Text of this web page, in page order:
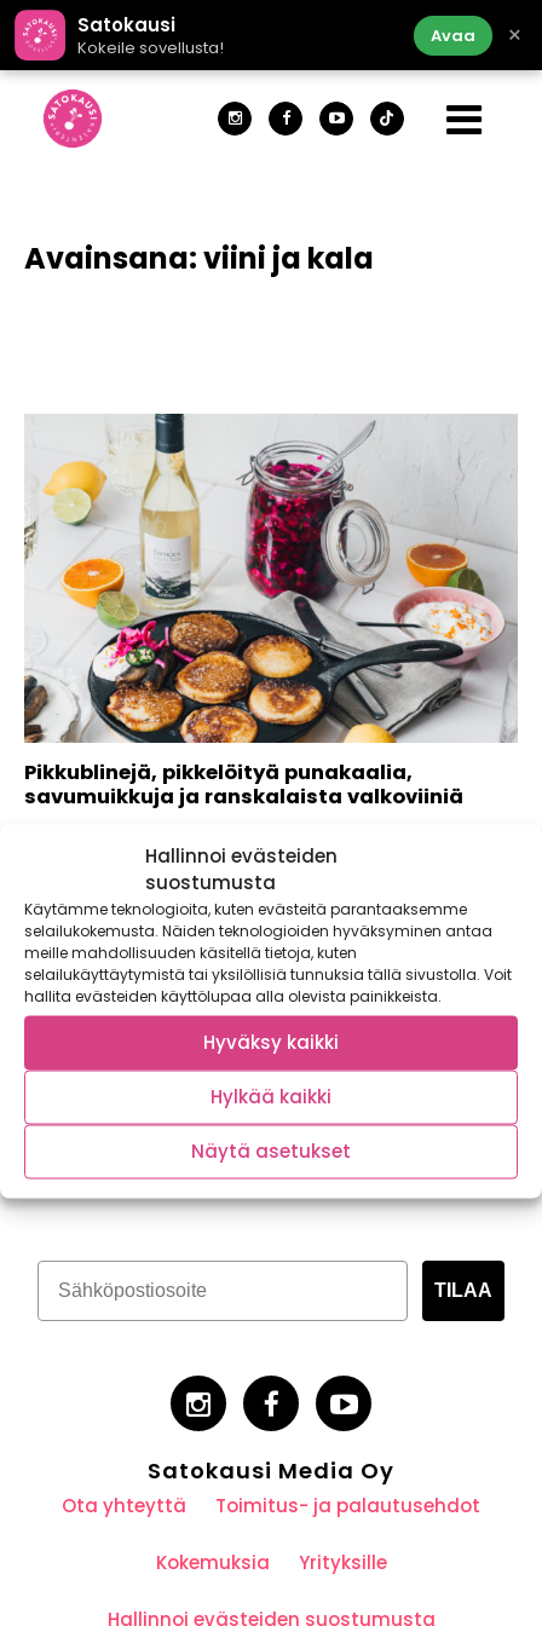
Hallinnoi evästeiden
suostumusta
Käytämme teknologioita, kuten evästeitä parantaaksemme
selailukokemusta. Näiden teknologioiden hyväksyminen antaa
meille mahdollisuuden käsitellä tietoja, kuten
selailukäyttäytymistä tai yksilöllisiä tunnuksia tällä sivustolla. Voit
hallita evästeiden käyttölupaa alla olevista painikkeista.
Hyväksy kaikki
Hylkää kaikki
Näytä asetukset
Satokausi
Kokeile sovellusta!
Avaa ×
Avainsana:viini ja kala
Pikkublinejä, pikkelöityä punakaalia,
savumuikkuja ja ranskalaista valkoviiniä
lettupannulla paistetut pikkublinit saavat sesonkia seuraten
pikkelöityä punakaalia, appelsiinilla...
Tilaa kasvispitoinen uutiskirje
TILAA
Satokausi Media Oy
Ota yhteyttä Toimitus- ja palautusehdot
Kokemuksia Yrityksille
Hallinnoi evästeiden suostumusta